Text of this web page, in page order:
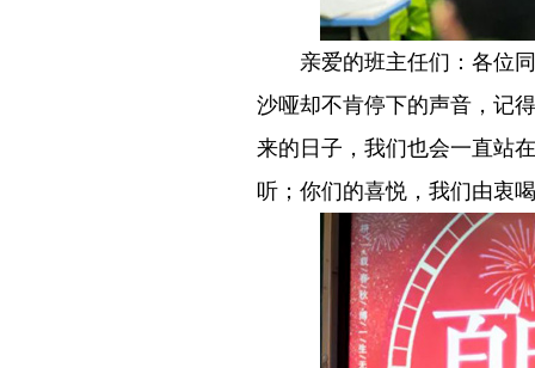
亲爱的班主任们：各位
沙哑却不肯停下的声音，记
来的日子，我们也会一直站
听；你们的喜悦，我们由衷